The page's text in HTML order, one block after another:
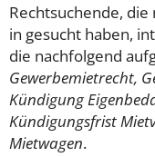
Rechtsuchende,
in gesucht haben,
die nachfolgend
Gewerbemietrecht,
Kündigung
Kündigungsfrist
Mietwagen.